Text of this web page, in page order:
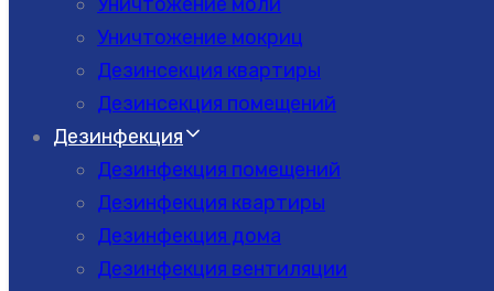
Уничтожение мокриц
Дезинсекция квартиры
Дезинсекция помещений
Дезинфекция
Дезинфекция помещений
Дезинфекция квартиры
Дезинфекция дома
Дезинфекция вентиляции